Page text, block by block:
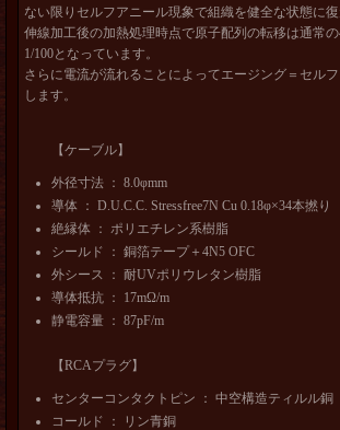
ない限りセルフアニール現象で組織を健全な状態に
伸線加工後の加熱処理時点で原子配列の転移は通常
1/100となっています。
さらに電流が流れることによってエージング＝セル
します。
【ケーブル】
外径寸法 ： 8.0φmm
導体 ： D.U.C.C. Stressfree7N Cu 0.18φ×34本撚り
絶縁体 ： ポリエチレン系樹脂
シールド ： 銅箔テープ＋4N5 OFC
外シース ： 耐UVポリウレタン樹脂
導体抵抗 ： 17mΩ/m
静電容量 ： 87pF/m
【RCAプラグ】
センターコンタクトピン ： 中空構造ティルル銅
コールド ： リン青銅